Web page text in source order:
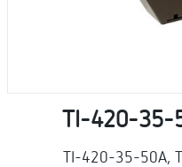
TI-420-35-
TI-420-35-50A,